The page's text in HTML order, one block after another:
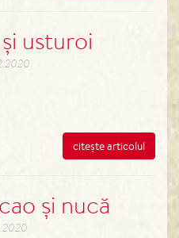
usturoi
citește articolul
și nucă